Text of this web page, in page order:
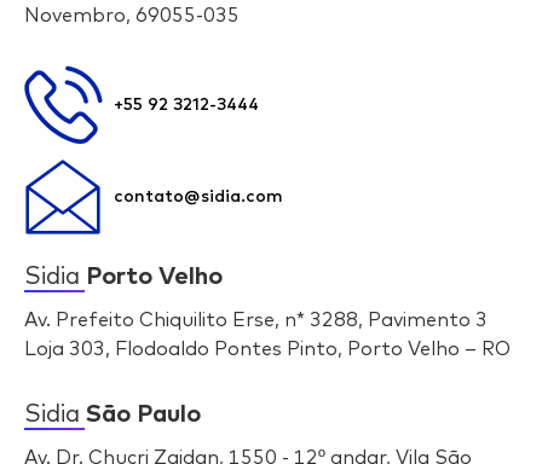
Novembro, 69055-035
+55 92 3212-3444
contato@sidia.com
Sidia Porto Velho
Av. Prefeito Chiquilito Erse, n* 3288, Pavimento 3
Loja 303, Flodoaldo Pontes Pinto, Porto Velho – RO
Sidia São Paulo
Av. Dr. Chucri Zaidan, 1550 - 12º andar, Vila São